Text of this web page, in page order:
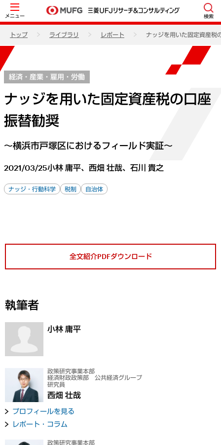
メニュー 検索
トップ ライブラリ レポート ナッジを用いた固定資産税
経済・産業・雇用・労働
ナッジを用いた固定資産税の口座
振替勧奨
～横浜市戸塚区におけるフィールド実証～
2021/03/25小林 庸平、西畑 壮哉、石川 貴之
ナッジ・行動科学 税制 自治体
全文紹介PDFダウンロード
執筆者
小林 庸平
政策研究事業本部
経済財政政策部 公共経済グループ
研究員
西畑 壮哉
プロフィールを見る
レポート・コラム
政策研究事業本部